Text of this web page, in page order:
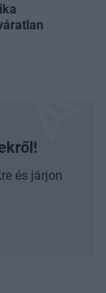
és járjon